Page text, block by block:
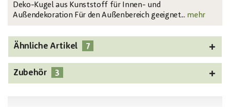
Deko-Kugel aus Kunststoff für Innen- und
Außendekoration Für den Außenbereich geeignet... mehr
Ähnliche Artikel 7
Zubehör 3